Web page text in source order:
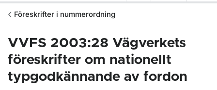
Föreskrifter i nummerordning
VVFS 2003:28 Vägverkets
föreskrifter om nationellt
typgodkännande av fordon